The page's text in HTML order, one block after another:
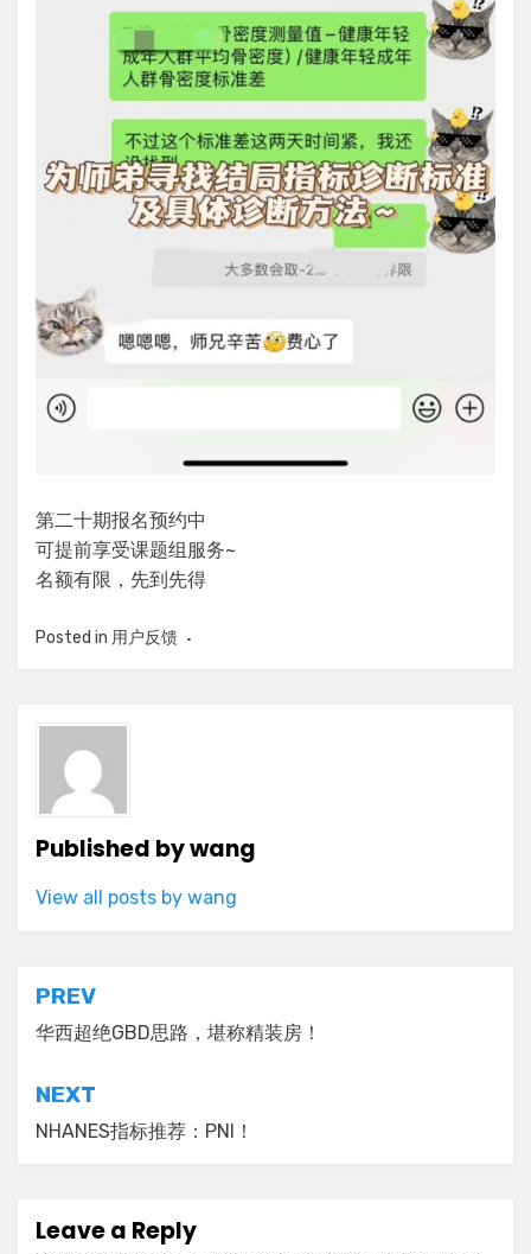
第二十期报名预约中
可提前享受课题组服务~
名额有限，先到先得
Posted in 用户反馈
Published bywang
View all posts by wang
Post
navigation
PREV
华西超绝GBD思路，堪称精装房！
NEXT
NHANES指标推荐：PNI！
Leave a Reply